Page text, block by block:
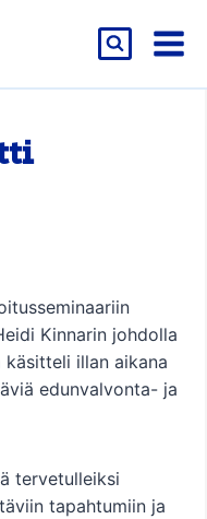
Kinnarin johdolla
käsitteli illan aikana
edunvalvonta- ja
tervetulleiksi
tapahtumiin ja